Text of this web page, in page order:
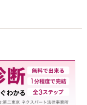
い、地域
スを提供